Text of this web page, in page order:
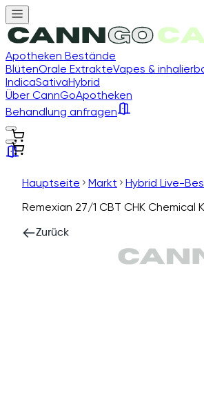
Apotheken Bestände
BlütenOrale ExtrakteVapes &
IndicaSativaHybrid
Über CannGoApotheken
Behandlung anfragen
Hauptseite Markt
Hybrid Live-
Remexian 27/1 CBT CHK Chemical
Zurück